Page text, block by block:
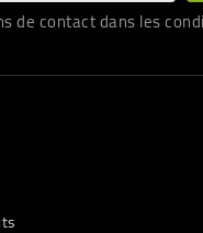
de contact dans les